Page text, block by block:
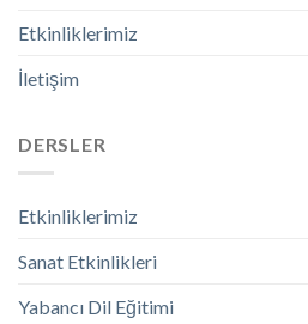
Etkinliklerimiz
İletişim
DERSLER
Etkinliklerimiz
Sanat Etkinlikleri
Yabancı Dil Eğitimi